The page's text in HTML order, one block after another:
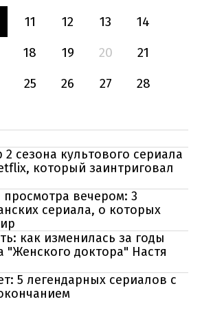
11 12 13
14
18 19 20
21
25 26 27
28
сезона культового сериала
который заинтриговал
вечером: 3
сериала, о которых
как изменилась за годы
"Женского доктора" Настя
5 легендарных сериалов с